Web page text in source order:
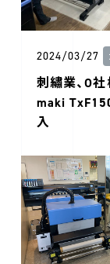
2024/03/27
刺繡業、O
maki
入